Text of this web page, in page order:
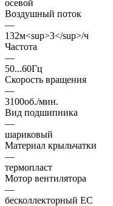
осевой
Воздушный поток
—
132м<sup>3</sup>/ч
Частота
—
50...60Гц
Скорость вращения
—
3100об./мин.
Вид подшипника
—
шариковый
Материал крыльчатки
—
термопласт
Мотор вентилятора
—
бесколлекторный EC